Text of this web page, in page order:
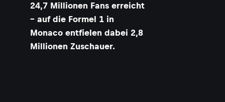
24,7 Millionen Fans erreicht
– auf die Formel 1 in
Monaco entfielen dabei 2,8
Millionen Zuschauer.